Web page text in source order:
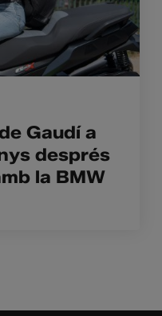
Gaudí a
després
la BMW